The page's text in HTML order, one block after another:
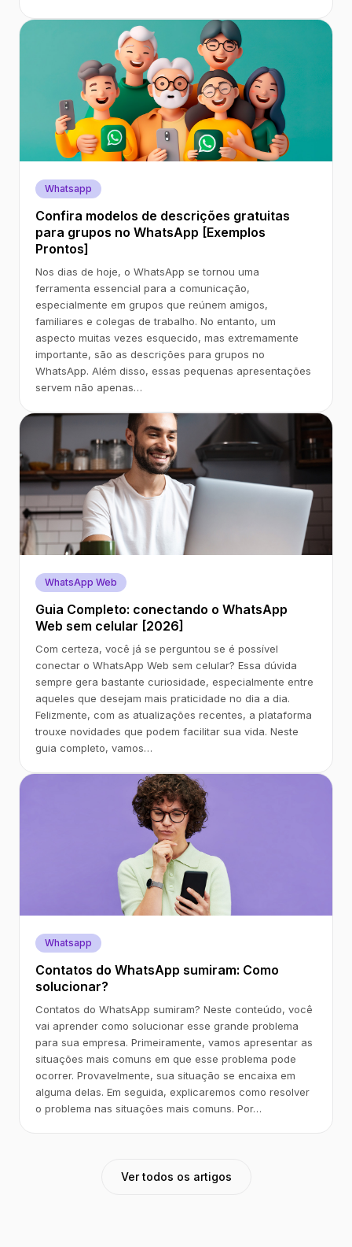
Whatsapp
Confira modelos de descrições gratuitas
para grupos no WhatsApp [Exemplos
Prontos]
Nos dias de hoje, o WhatsApp se tornou uma
ferramenta essencial para a comunicação,
especialmente em grupos que reúnem amigos,
familiares e colegas de trabalho. No entanto, um
aspecto muitas vezes esquecido, mas extremamente
importante, são as descrições para grupos no
WhatsApp. Além disso, essas pequenas apresentações
servem não apenas…
WhatsApp Web
Guia Completo: conectando o WhatsApp
Web sem celular [2026]
Com certeza, você já se perguntou se é possível
conectar o WhatsApp Web sem celular? Essa dúvida
sempre gera bastante curiosidade, especialmente entre
aqueles que desejam mais praticidade no dia a dia.
Felizmente, com as atualizações recentes, a plataforma
trouxe novidades que podem facilitar sua vida. Neste
guia completo, vamos…
Whatsapp
Contatos do WhatsApp sumiram: Como
solucionar?
Contatos do WhatsApp sumiram? Neste conteúdo, você
vai aprender como solucionar esse grande problema
para sua empresa. Primeiramente, vamos apresentar as
situações mais comuns em que esse problema pode
ocorrer. Provavelmente, sua situação se encaixa em
alguma delas. Em seguida, explicaremos como resolver
o problema nas situações mais comuns. Por…
Ver todos os artigos